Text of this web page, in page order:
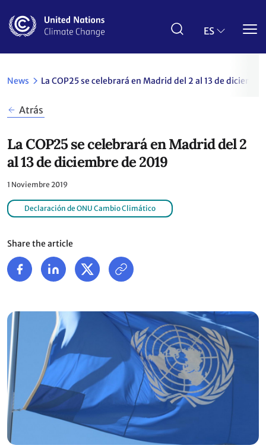
contenido
ES
News La COP25 se celebrará en Madrid del 2 al 13 de
Atrás
La COP25 se celebrará en Madrid del 2
al 13 de diciembre de 2019
1 Noviembre 2019
Declaración de ONU Cambio Climático
Share the article